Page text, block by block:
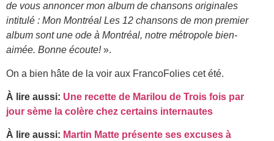
de vous annoncer mon album de chansons originales
intitulé : Mon Montréal Les 12 chansons de mon premier
album sont une ode à Montréal, notre métropole bien-
aimée. Bonne écoute!».
On a bien hâte de la voir aux FrancoFolies cet été.
À lire aussi: Une recette de Marilou de Trois fois par
jour sème la colère chez certains internautes
À lire aussi: Martin Matte présente ses excuses à